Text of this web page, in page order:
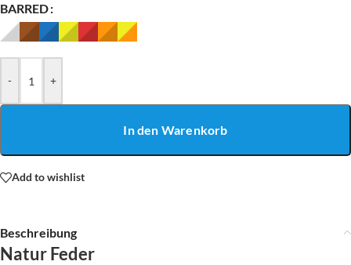
BARRED
- +
In den Warenkorb
Add to wishlist
Beschreibung
Natur Feder